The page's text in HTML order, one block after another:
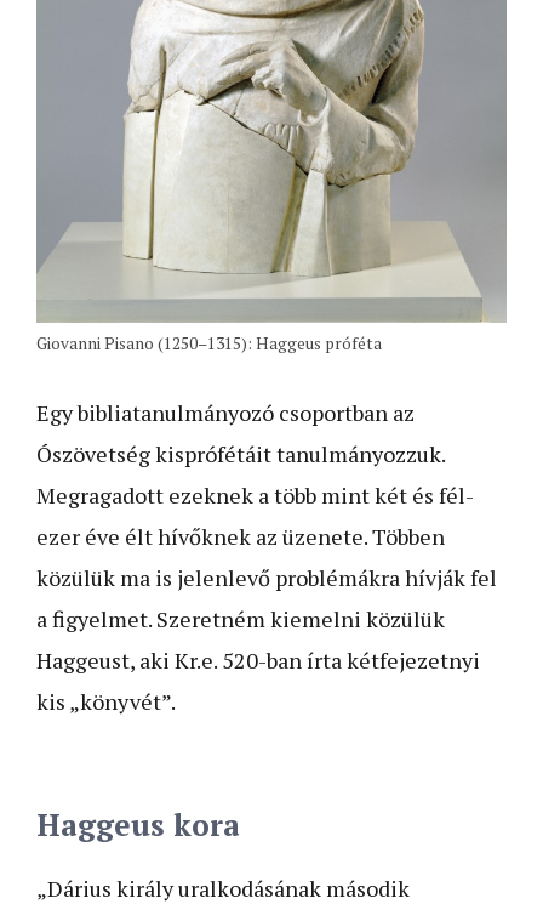
Giovanni Pisano (1250–1315): Haggeus próféta
Egy bibliatanulmányozó csoportban az
Ószövetség kisprófétáit tanulmányozzuk.
Megragadott ezeknek a több mint két és fél­­­
ezer éve élt hívőknek az üzenete. Többen
közülük ma is jelenlevő problémákra hívják fel
a figyelmet. Szeretném kiemelni közülük
Haggeust, aki Kr.e. 520-ban írta kétfejezetnyi
kis „könyvét”.
Haggeus kora
„Dárius király uralkodásának második